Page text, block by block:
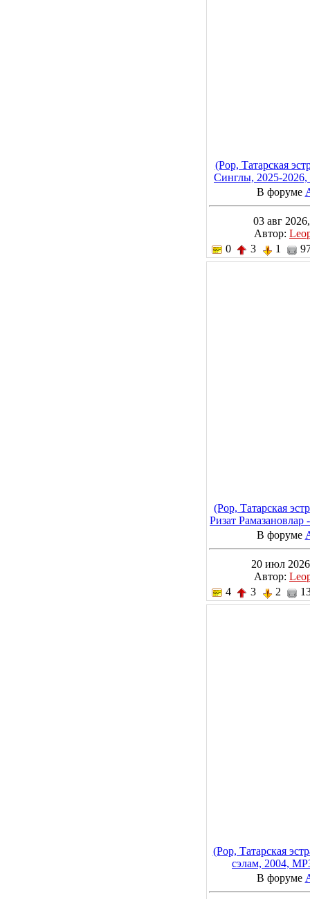
(Pop, Татарская
Синглы, 2025-2026,
В форуме
03 авг
Автор:
0
3 1
(Pop, Татарская
Ризат
2026, MP3,
В форуме
20 июл
Автор:
4
3 2
(Pop, Татарская
сэлам, 2004,
В форуме